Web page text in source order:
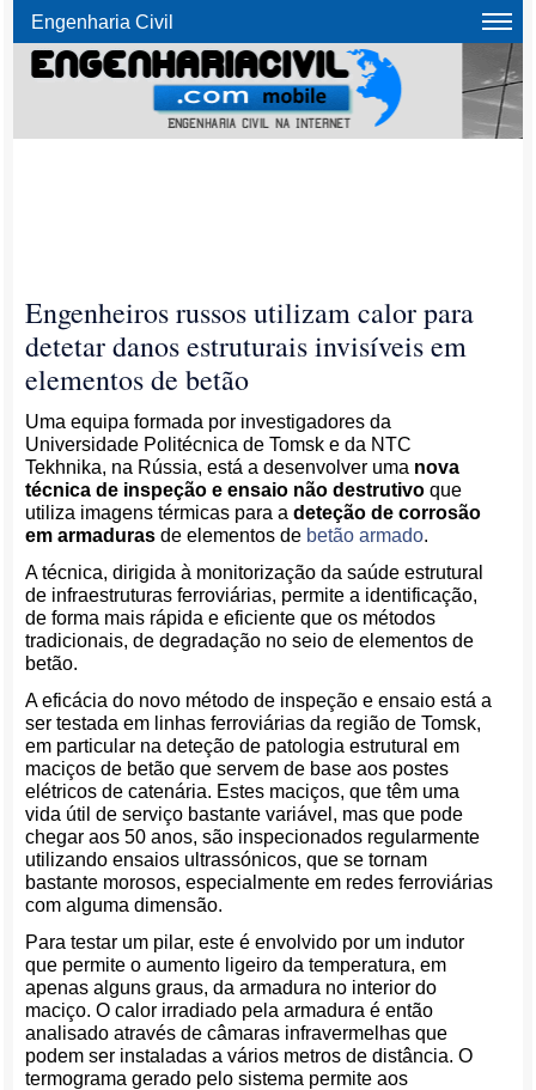
Engenharia Civil
Engenheiros russos utilizam calor para
detetar danos estruturais invisíveis em
elementos de betão
Uma equipa formada por investigadores da
Universidade Politécnica de Tomsk e da NTC
Tekhnika, na Rússia, está a desenvolver uma nova
técnica de inspeção e ensaio não destrutivo que
utiliza imagens térmicas para adeteção de corrosão
em armaduras de elementos de betão armado.
A técnica, dirigida à monitorização da saúde estrutural
de infraestruturas ferroviárias, permite a identificação,
de forma mais rápida e eficiente que os métodos
tradicionais, de degradação no seio de elementos de
betão.
A eficácia do novo método de inspeção e ensaio está a
ser testada em linhas ferroviárias da região de Tomsk,
em particular na deteção de patologia estrutural em
maciços de betão que servem de base aos postes
elétricos de catenária. Estes maciços, que têm uma
vida útil de serviço bastante variável, mas que pode
chegar aos 50 anos, são inspecionados regularmente
utilizando ensaios ultrassónicos, que se tornam
bastante morosos, especialmente em redes ferroviárias
com alguma dimensão.
Para testar um pilar, este é envolvido por um indutor
que permite o aumento ligeiro da temperatura, em
apenas alguns graus, da armadura no interior do
maciço. O calor irradiado pela armadura é então
analisado através de câmaras infravermelhas que
podem ser instaladas a vários metros de distância. O
termograma gerado pelo sistema permite aos